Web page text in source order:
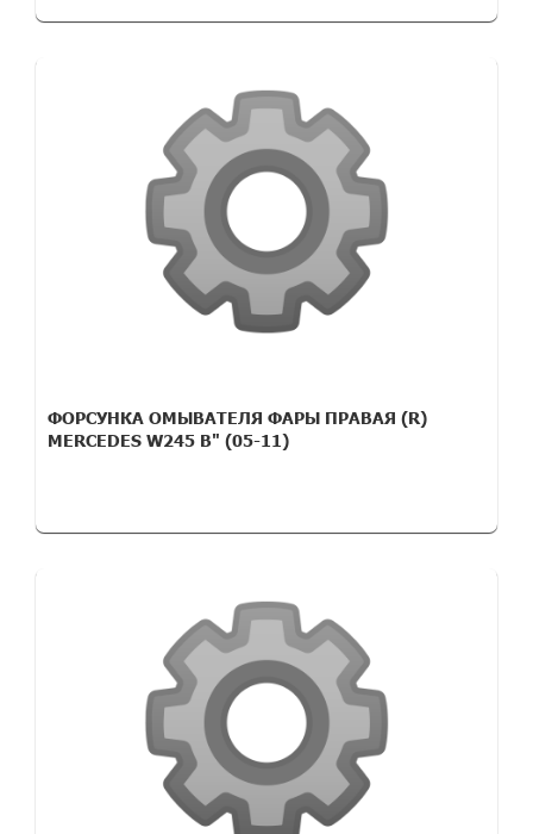
ФОРСУНКА ОМЫВАТЕЛЯ ФАРЫ ПРАВАЯ (R)
MERCEDES W245 B" (05-11)